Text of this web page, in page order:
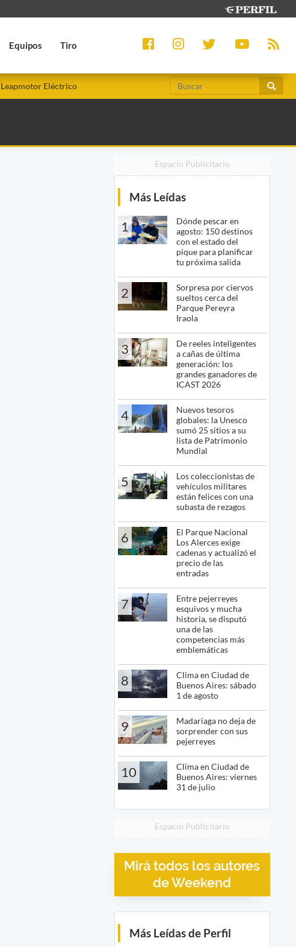
Equipos Tiro
Leapmotor Eléctrico
Espacio Publicitario
Más Leídas
1
Dónde pescar en
agosto: 150 destinos
con el estado del
pique para planificar
tu próxima salida
2
Sorpresa por ciervos
sueltos cerca del
Parque Pereyra
Iraola
3
De reeles inteligentes
a cañas de última
generación: los
grandes ganadores de
ICAST 2026
4
Nuevos tesoros
globales: la Unesco
sumó 25 sitios a su
lista de Patrimonio
Mundial
5
Los coleccionistas de
vehículos militares
están felices con una
subasta de rezagos
6
El Parque Nacional
Los Alerces exige
cadenas y actualizó el
precio de las
entradas
7
Entre pejerreyes
esquivos y mucha
historia, se disputó
una de las
competencias más
emblemáticas
8
Clima en Ciudad de
Buenos Aires: sábado
1 de agosto
9
Madariaga no deja de
sorprender con sus
pejerreyes
10
Clima en Ciudad de
Buenos Aires: viernes
31 de julio
Espacio Publicitario
Mirá todos los autores
de Weekend
Más Leídas de Perfil